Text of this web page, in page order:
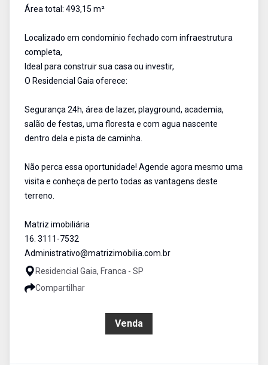
Área total: 493,15 m²
Localizado em condomínio fechado com infraestrutura
completa,
Ideal para construir sua casa ou investir,
O Residencial Gaia oferece:
Segurança 24h, área de lazer, playground, academia,
salão de festas, uma floresta e com agua nascente
dentro dela e pista de caminha.
Não perca essa oportunidade! Agende agora mesmo uma
visita e conheça de perto todas as vantagens deste
terreno.
Matriz imobiliária
16. 3111-7532
Administrativo@matrizimobilia.com.br
Residencial Gaia, Franca - SP
Compartilhar
Venda